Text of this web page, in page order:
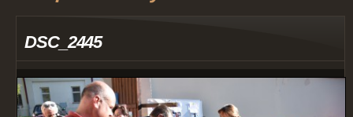
DSC_2445